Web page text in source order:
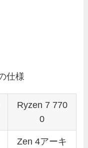
Ryzen 7 770
0
Zen 4アーキ